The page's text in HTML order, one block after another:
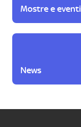
Mostre e eventi
News